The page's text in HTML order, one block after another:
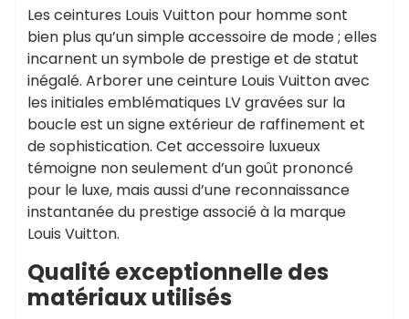
Les ceintures Louis Vuitton pour homme sont
bien plus qu’un simple accessoire de mode ; elles
incarnent un symbole de prestige et de statut
inégalé. Arborer une ceinture Louis Vuitton avec
les initiales emblématiques LV gravées sur la
boucle est un signe extérieur de raffinement et
de sophistication. Cet accessoire luxueux
témoigne non seulement d’un goût prononcé
pour le luxe, mais aussi d’une reconnaissance
instantanée du prestige associé à la marque
Louis Vuitton.
Qualité exceptionnelle des
matériaux utilisés